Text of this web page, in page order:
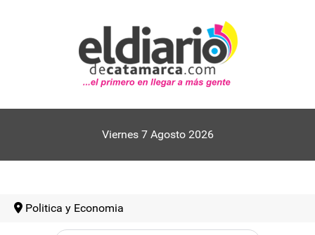
Viernes 7 Agosto 2026
Politica y Economia